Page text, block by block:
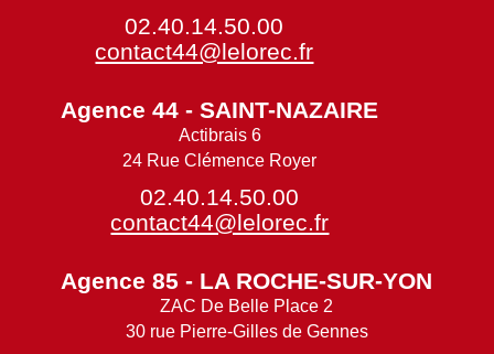
02.40.14.50.00
contact44@lelorec.fr
Agence 44 - SAINT-NAZAIRE
Actibrais 6
24 Rue Clémence Royer
02.40.14.50.00
contact44@lelorec.fr
Agence 85 - LA ROCHE-SUR-YON
ZAC De Belle Place 2
30 rue Pierre-Gilles de Gennes